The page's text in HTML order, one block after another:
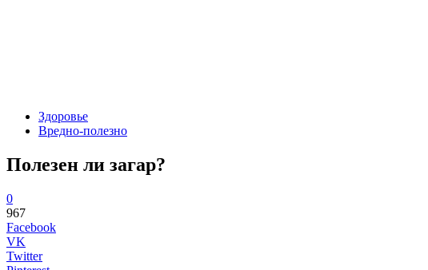
Здоровье
Вредно-полезно
Полезен ли загар?
0
967
Facebook
VK
Twitter